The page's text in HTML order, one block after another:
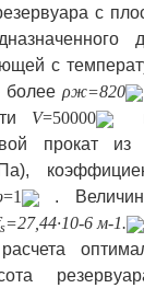
с
с
более ρж=820
V=50000
прокат из
=1
.
s=27,44∙10-6 м-1.